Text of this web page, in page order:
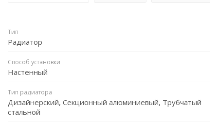
Тип
Радиатор
Способ установки
Настенный
Тип радиатора
Дизайнерский, Секционный алюминиевый, Трубчатый
стальной